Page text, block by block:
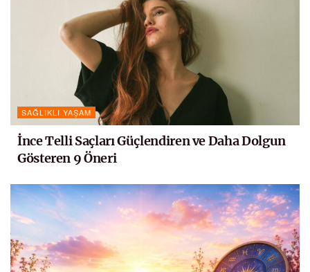
SAĞLIKLI YAŞAM
İnce Telli Saçları Güçlendiren ve Daha Dolgun
Gösteren 9 Öneri